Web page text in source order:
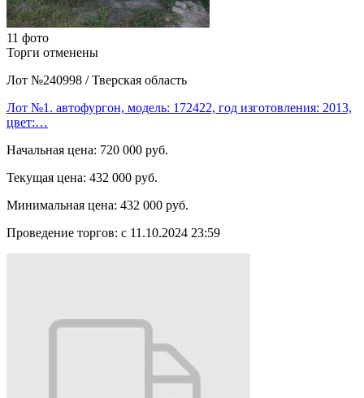
11 фото
Торги отменены
Лот №240998 / Тверская область
Лот №1. автофургон, модель: 172422, год изготовления: 2013,
цвет:…
Начальная цена: 720 000 руб.
Текущая цена: 432 000 руб.
Минимальная цена: 432 000 руб.
Проведение торгов: с 11.10.2024 23:59